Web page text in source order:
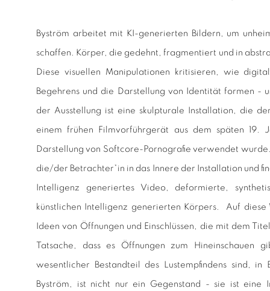
Byström arbeitet mit KI-generierten Bildern, um
schaffen. Körper, die gedehnt, fragmentiert und in
Diese visuellen Manipulationen kritisieren, wie
Begehrens und die Darstellung von Identität formen -
der Ausstellung ist eine skulpturale Installation, die
einem frühen Filmvorführgerät aus dem späten 19.
Darstellung von Softcore-Pornografie verwendet
die/der Betrachter*in in das Innere der Installation und
Intelligenz generiertes Video, deformierte,
künstlichen Intelligenz generierten Körpers. Auf
Ideen von Öffnungen und Einschlüssen, die mit dem
Tatsache, dass es Öffnungen zum Hineinschauen
wesentlicher Bestandteil des Lustempfindens sind, in
Byström, ist nicht nur ein Gegenstand - sie ist eine